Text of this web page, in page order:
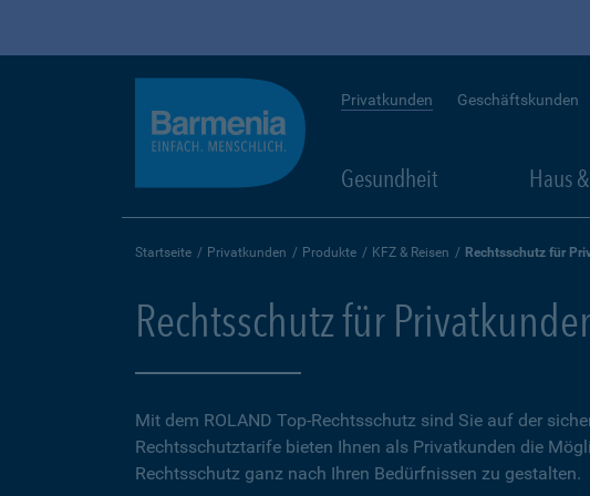
Privatkunden Geschäftskunden
Gesundheit Haus
Startseite Privatkunden Produkte KFZ & Reisen Rechtsschutz für
Rechtsschutz für
Mit dem ROLAND Top-Rechtsschutz sind Sie auf der
Rechtsschutztarife bieten Ihnen als Privatkunden die
Rechtsschutz ganz nach Ihren Bedürfnissen zu gestalten.